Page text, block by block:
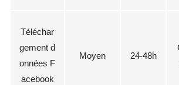
Téléchar
gement d
onnées F
acebook
Moyen 24-48h